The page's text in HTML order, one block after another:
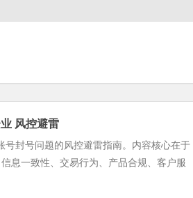
风控避雷
封号问题的风控避雷指南。内容核心在于
息一致性、交易行为、产品合规、客户服